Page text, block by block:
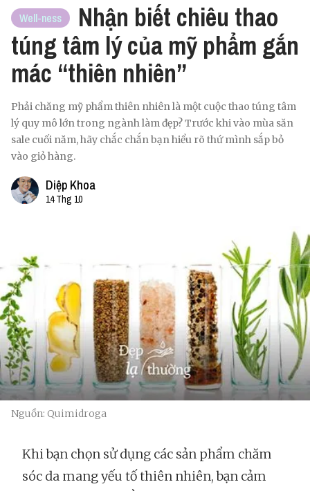
Well-ness
Nhận biết chiêu thao
túng tâm lý của mỹ phẩm gắn
mác “thiên nhiên”
Phải chăng mỹ phẩm thiên nhiên là một cuộc thao túng tâm
lý quy mô lớn trong ngành làm đẹp? Trước khi vào mùa săn
sale cuối năm, hãy chắc chắn bạn hiểu rõ thứ mình sắp bỏ
vào giỏ hàng.
Diệp Khoa
14 Thg 10
Nguồn: Quimidroga
Khi bạn chọn sử dụng các sản phẩm chăm
sóc da mang yếu tố thiên nhiên, bạn cảm